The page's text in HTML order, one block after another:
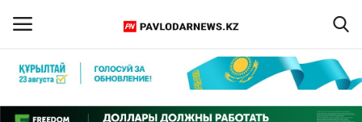
Регистрация